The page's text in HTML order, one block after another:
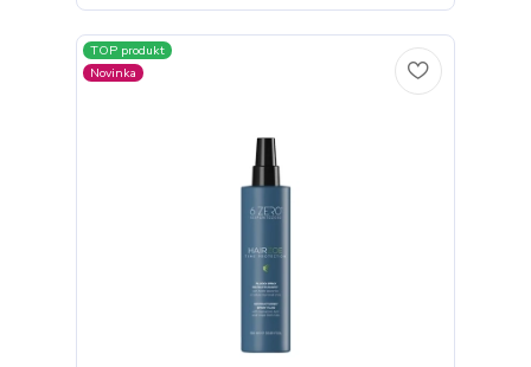
TOP produkt
Novinka